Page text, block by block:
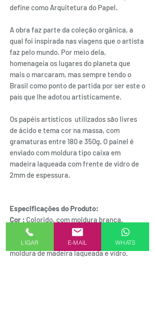
define como Arquitetura do Papel.
A obra faz parte da coleção orgânica, a
qual foi inspirada nas viagens que o artista
faz pelo mundo. Por meio dela,
homenageia os lugares do planeta que
mais o marcaram, mas sempre tendo o
Brasil como ponto de partida por ser este o
país que lhe adotou artisticamente.
Os papéis artísticos utilizados são livres
de ácido e tema cor na massa, com
gramaturas entre 180 e 350g. O painel é
enviado com moldura tipo caixa em
madeira laqueada com frente de vidro de
2mm de espessura.
Especificações do Produto:
Cor : Colorido, com moldura branca.
Composição :
Obra de arte , papéis
artísticos, ph neutro, cor na massa,
moldura de madeira laqueada e vidro.
LIGAR E-MAIL WHATS